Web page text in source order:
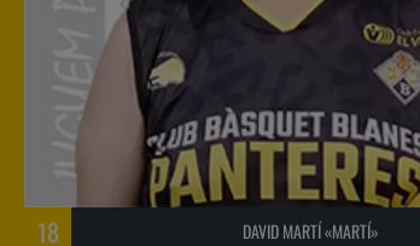
18 DAVID MARTÍ «MARTÍ»